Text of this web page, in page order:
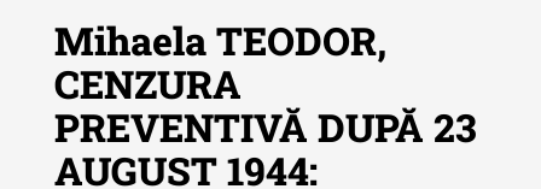
Revista "Cercetări istorice"
Mihaela TEODOR,
CENZURA
PREVENTIVĂ DUPĂ 23
AUGUST 1944: